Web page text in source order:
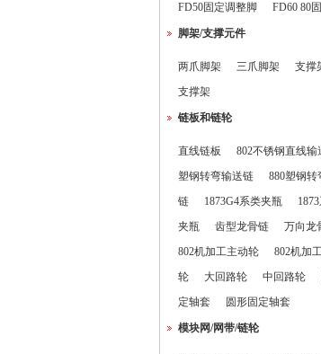
FD50固定调整脚
FD60 80
脚架/支撑元件
两爪脚架 三爪脚架 支撑
支撑架
链板和链轮
直线链板 802不锈钢直线输
塑钢转弯输送链
880塑钢转
链
1873G4系类夹瓶
夹瓶
齿型龙骨链
万向龙
802机加工主动轮
802机加
轮
大回路轮 中回路轮
定轴套
圆形固定轴套
模块网/网带/链轮